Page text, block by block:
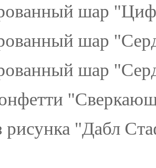
шар
шар
шар
рисунка "Дабл